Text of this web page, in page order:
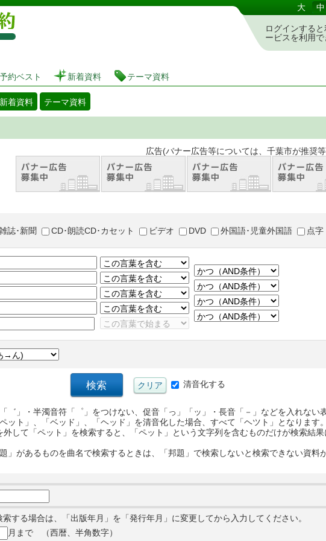
図書館 蔵書検索・予約システム 大 中
ログインする
ービスを利用で
約ベスト 新着資料 テーマ資料
新着資料 テーマ資料
広告(バナー広告等については、千葉市が推奨等をするも
誌･新聞 CD･朗読CD･カセット ビデオ DVD 外国語･児童外国語 点
清音化する
゛」・半濁音符「゜」をつけない、促音「っ」「ッ」・長音「－」などを入れない
ット」、「ベッド」、「ヘッド」を清音化した場合、すべて「ヘツト」となります。
外して「ペット」を検索すると、「ペット」という文字列を含むものだけが検索結果
」があるものを曲名で検索するときは、「邦題」で検索しないと検索できない資料
する場合は、「出版年月」を「発行年月」に変更してから入力してください。
月まで （西暦、半角数字）